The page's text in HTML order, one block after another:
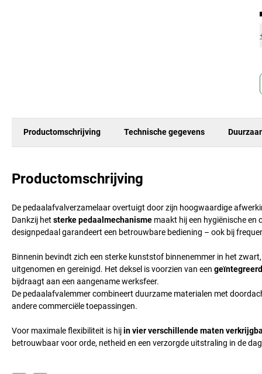
Productomschrijving Technische gegevens
Productomschrijving
De pedaalafvalverzamelaar overtuigt door zijn hoogwaardige
Dankzij het sterke pedaalmechanisme maakt hij een hygiënische
designpedaal garandeert een betrouwbare bediening – ook bij
Binnenin bevindt zich een sterke kunststof binnenemmer in het
uitgenomen en gereinigd. Het deksel is voorzien van een
bijdraagt aan een aangename werksfeer.
De pedaalafvalemmer combineert duurzame materialen met
andere commerciële toepassingen.
Voor maximale flexibiliteit is hijin vier verschillende maten
betrouwbaar voor orde, netheid en een verzorgde uitstraling in de